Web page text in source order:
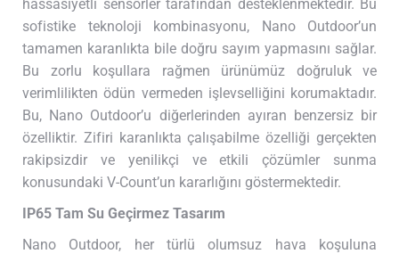
hassasiyetli sensörler tarafından desteklenmektedir. Bu
sofistike teknoloji kombinasyonu, Nano Outdoor’un
tamamen karanlıkta bile doğru sayım yapmasını sağlar.
Bu zorlu koşullara rağmen ürünümüz doğruluk ve
verimlilikten ödün vermeden işlevselliğini korumaktadır.
Bu, Nano Outdoor’u diğerlerinden ayıran benzersiz bir
özelliktir. Zifiri karanlıkta çalışabilme özelliği gerçekten
rakipsizdir ve yenilikçi ve etkili çözümler sunma
konusundaki V-Count’un kararlığını göstermektedir.
IP65 Tam Su Geçirmez Tasarım
Nano Outdoor, her türlü olumsuz hava koşuluna